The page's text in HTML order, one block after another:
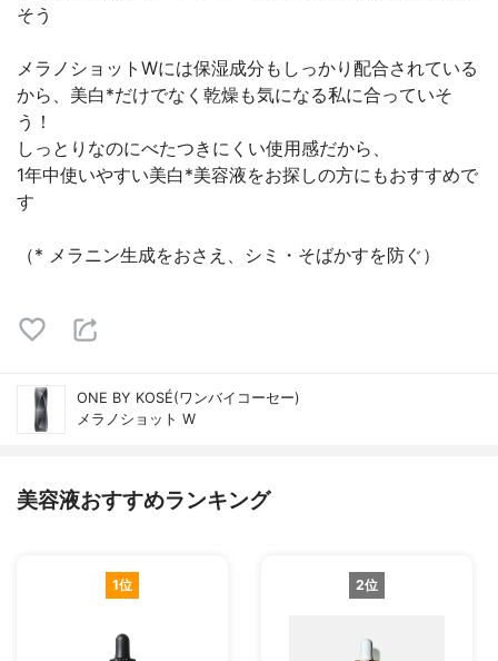
そう
メラノショットWには保湿成分もしっかり配合されている
から、美白*だけでなく乾燥も気になる私に合っていそ
う！
しっとりなのにべたつきにくい使用感だから、
1年中使いやすい美白*美容液をお探しの方にもおすすめで
す
（* メラニン生成をおさえ、シミ・そばかすを防ぐ）
ONE BY KOSÉ(ワンバイコーセー)
メラノショット W
美容液おすすめランキング
1位 2位